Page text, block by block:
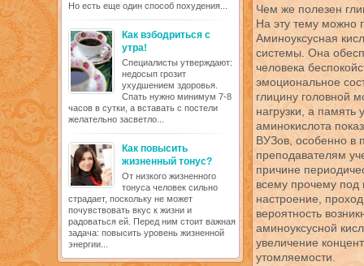
Но есть еще один способ похудения...
Как взбодриться с
утра!
Специалисты утверждают:
недосып грозит
ухудшением здоровья.
Спать нужно минимум 7-8
часов в сутки, а вставать с постели
желательно засветло...
Как повысить
жизненный тонус?
От низкого жизненного
тонуса человек сильно
страдает, поскольку не может
почувствовать вкус к жизни и
радоваться ей. Перед ним стоит важная
задача: повысить уровень жизненной
энергии...
Чем же полезен
На эту тему можно
Аминоуксусная
системы. Она
человека
эмоциональное
глицину головной
нагрузки, а
аминокислота
ВУЗов, особенно в
преподавателям
причине
всему прочему под
настроение,
вероятность
аминоуксусной
увеличение
утомляемости.